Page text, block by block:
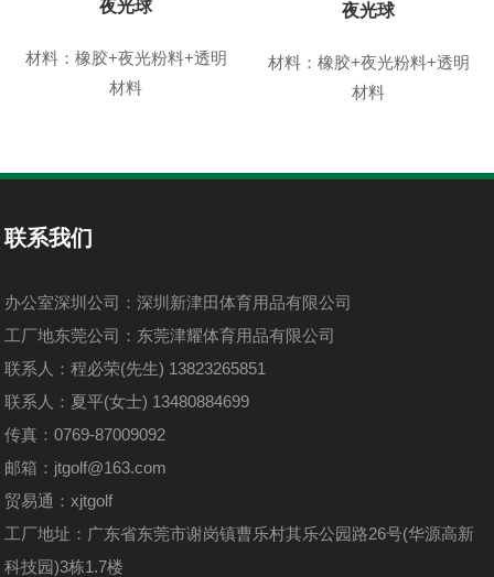
夜光球
材料：橡胶+夜光粉料+透明
材料
夜光球
材料：橡胶+夜光粉料+透明
材料
联系我们
办公室深圳公司：深圳新津田体育用品有限公司
工厂地东莞公司：东莞津耀体育用品有限公司
联系人：程必荣(先生) 13823265851
联系人：夏平(女士) 13480884699
传真：0769-87009092
邮箱：jtgolf@163.com
贸易通：xjtgolf
工厂地址：广东省东莞市谢岗镇曹乐村其乐公园路26号(华源高新
科技园)3栋1.7楼